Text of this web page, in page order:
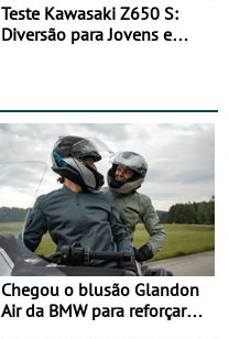
Teste Kawasaki Z650 S:
Diversão para Jovens e
Chegou o blusão Glandon
Air da BMW para reforçar